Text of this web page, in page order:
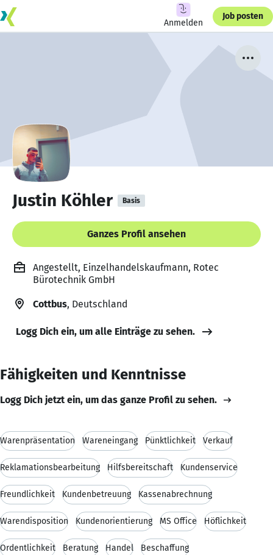
Anmelden
Job posten
Justin Köhler Basis
Ganzes Profil ansehen
Angestellt, Einzelhandelskaufmann, Rotec
Bürotechnik GmbH
Cottbus, Deutschland
Logg Dich ein, um alle Einträge zu sehen.
Fähigkeiten und Kenntnisse
Logg Dich jetzt ein, um das ganze Profil zu sehen.
Warenpräsentation Wareneingang Pünktlichkeit Verkauf
Reklamationsbearbeitung Hilfsbereitschaft Kundenservice
Freundlichkeit Kundenbetreuung Kassenabrechnung
Warendisposition Kundenorientierung MS Office Höflichkeit
Ordentlichkeit Beratung Handel Beschaffung